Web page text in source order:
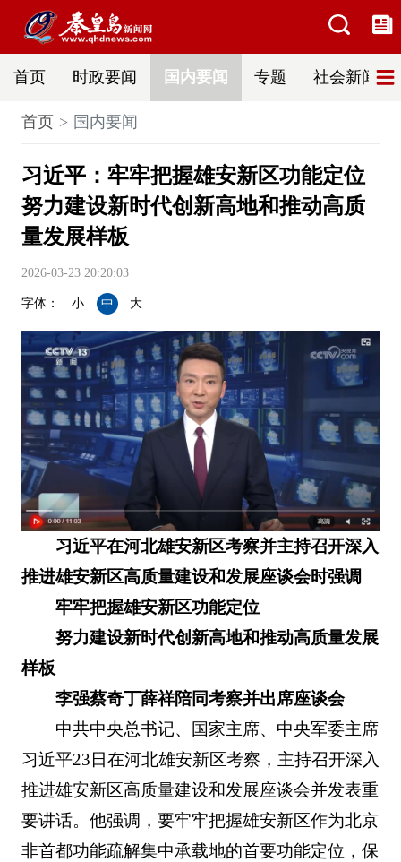
首页 时政要闻 国内要闻 专题 社会新闻
首页 国内要闻
习近平：牢牢把握雄安新区功能定位
努力建设新时代创新高地和推动高质
量发展样板
2026-03-23 20:20:03
字体： 小 中 大
习近平在河北雄安新区考察并主持召开深入
推进雄安新区高质量建设和发展座谈会时强调
牢牢把握雄安新区功能定位
努力建设新时代创新高地和推动高质量发展
样板
李强蔡奇丁薛祥陪同考察并出席座谈会
中共中央总书记、国家主席、中央军委主席
习近平23日在河北雄安新区考察，主持召开深入
推进雄安新区高质量建设和发展座谈会并发表重
要讲话。他强调，要牢牢把握雄安新区作为北京
非首都功能疏解集中承载地的首要功能定位，保